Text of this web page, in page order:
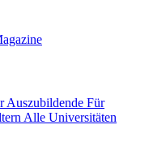
Auszubildende Für
Alle Universitäten